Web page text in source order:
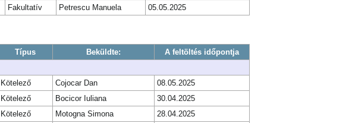
Fakultatív Petrescu Manuela 05.05.2025
Típus Beküldte:
A feltöltés időpontja
Kötelező Cojocar Dan
08.05.2025
Kötelező Bocicor Iuliana
30.04.2025
Kötelező Motogna Simona
28.04.2025